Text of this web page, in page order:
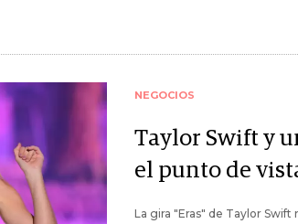
NEGOCIOS
Taylor Swift y
el punto de
La gira "Eras" de Taylor